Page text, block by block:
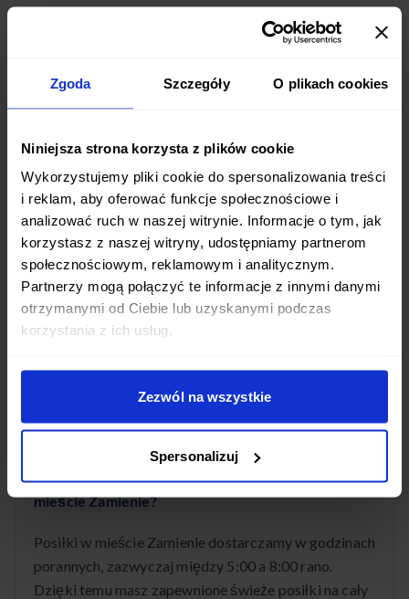
Zgoda Szczegóły O plikach cookies
Niniejsza strona korzysta z plików cookie
Wykorzystujemy pliki cookie do spersonalizowania treści
i reklam, aby oferować funkcje społecznościowe i
analizować ruch w naszej witrynie. Informacje o tym, jak
korzystasz z naszej witryny, udostępniamy partnerom
społecznościowym, reklamowym i analitycznym.
Partnerzy mogą połączyć te informacje z innymi danymi
otrzymanymi od Ciebie lub uzyskanymi podczas
korzystania z ich usług.
Zezwól na wszystkie
Spersonalizuj
dostarczamy codziennie w godzinach porannych,
dzień.
Jakie diety pudełkowe są dostępne w mieście
Zamienie?
W mieście Zamienie oferujemy szeroki wybór diet
pudełkowych: od standardowych programów
dietetycznych po diety z pełnym wyborem menu.
Mamy diety niskokaloryczne, wysokobiałkowe,
wegetariańskie i wiele innych. Każda dieta jest
O której godzinie dostarczacie posiłki w
mieście Zamienie?
Posiłki w mieście Zamienie dostarczamy w godzinach
porannych, zazwyczaj między 5:00 a 8:00 rano.
Dzięki temu masz zapewnione świeże posiłki na cały